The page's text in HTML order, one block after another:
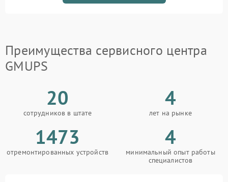
Преимущества сервисного центра
GMUPS
20
сотрудников в штате
4
лет на рынке
1473
отремонтированных устройств
4
минимальный опыт работы
специалистов